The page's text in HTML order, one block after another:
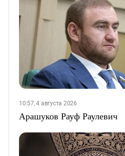
10:57, 4 августа 2026
Арашуков Рауф Раулевич